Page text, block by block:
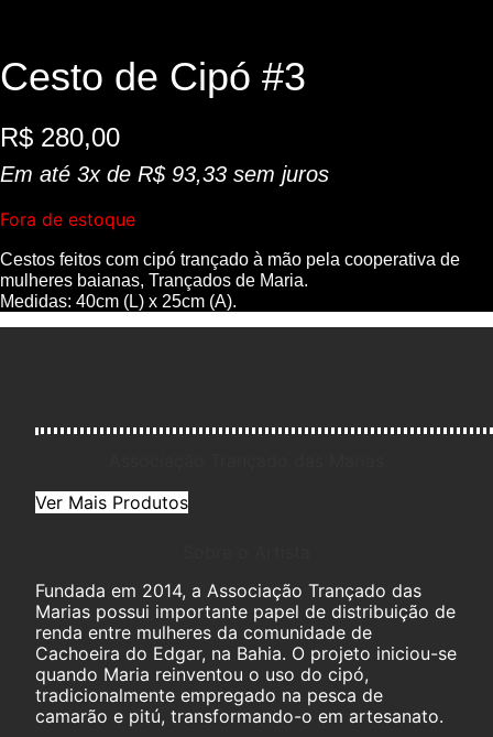
Cesto de Cipó #3
R$ 280,00
Em até 3x de R$93,33 sem juros
Fora de estoque
Cestos feitos com cipó trançado à mão pela cooperativa de
mulheres baianas, Trançados de Maria.
Medidas: 40cm (L) x 25cm (A).
Ver Mais Produtos
Fundada em 2014, a Associação Trançado das
Marias possui importante papel de distribuição de
renda entre mulheres da comunidade de
Cachoeira do Edgar, na Bahia. O projeto iniciou-se
quando Maria reinventou o uso do cipó,
tradicionalmente empregado na pesca de
camarão e pitú, transformando-o em artesanato.